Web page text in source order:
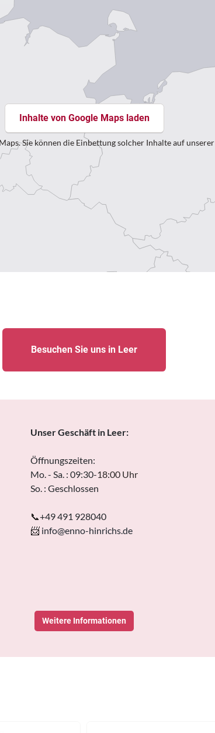
Inhalte von Google Maps laden
Sie können die Einbettung solcher Inhalte auf unserer
Besuchen Sie uns in Leer
Unser Geschäft in Leer:
Öffnungszeiten:
Mo. - Sa. : 09:30-18:00 Uhr
So. : Geschlossen
📞+49 491 928040
📨 info@enno-hinrichs.de
Weitere Informationen